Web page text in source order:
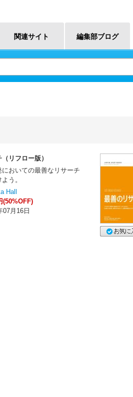
関連サイト 編集部ブログ
リフロー版）
においての最善なリサーチ
う。
Hall
(50%OFF)
07月16日